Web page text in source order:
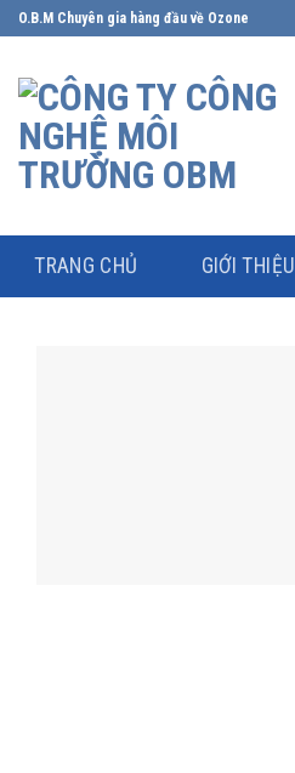
Skip
to
content
O.B.M Chuyên gia hàng đầu về Ozone
TRANG CHỦ GIỚI THIỆU